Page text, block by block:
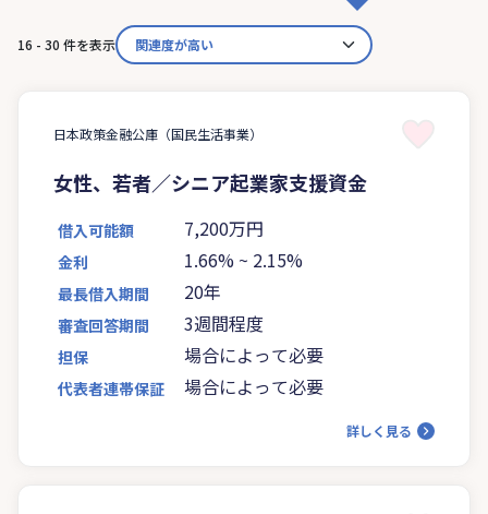
16 - 30 件を表示
日本政策金融公庫（国民生活事業）
女性、若者／シニア起業家支援資金
借入可能額 7,200万円
金利 1.66% ~ 2.15%
最長借入期間 20年
審査回答期間 3週間程度
担保 場合によって必要
代表者連帯保証 場合によって必要
詳しく見る